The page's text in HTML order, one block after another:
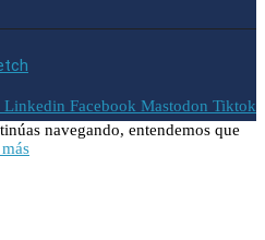
Linkedin Facebook Mastodon Tiktok
navegando, entendemos que